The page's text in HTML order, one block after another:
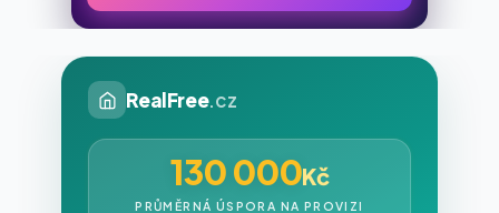
RealFree.cz
130 000Kč
PRŮMĚRNÁ ÚSPORA NA PROVIZI